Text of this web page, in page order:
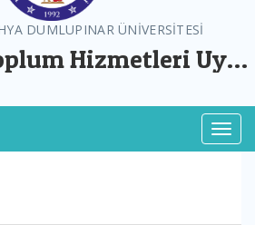
DUMLUPINAR ÜNİVERSİTESİ
Hizmetleri Uyg.